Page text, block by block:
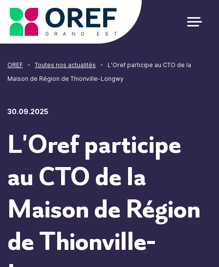
OREF - Toutes nos actualités -
L’Oref participe au CTO de la
Maison de Région de Thionville-Longwy
30.09.2025
L'Oref participe
au CTO de la
Maison de Région
de Thionville-